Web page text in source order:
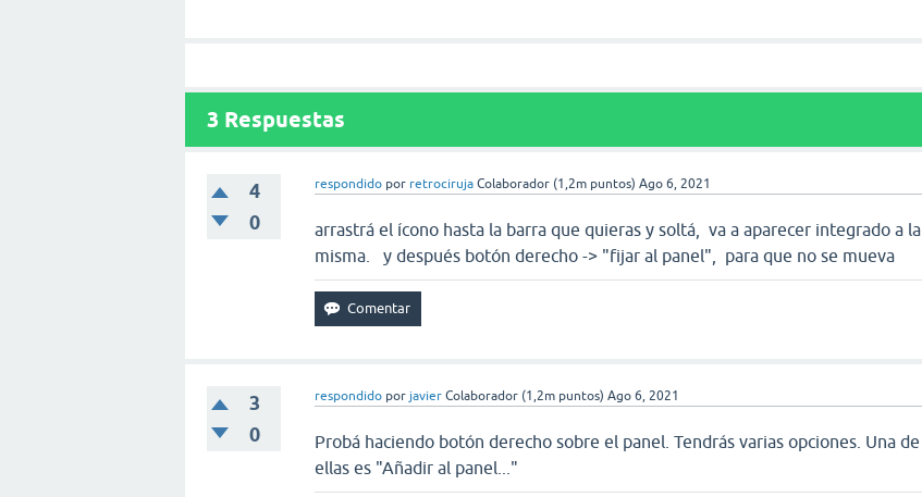
3 Respuestas
4
0
respondido por retrociruja Colaborador (1,2m puntos) Ago 6, 2021
arrastrá el ícono hasta la barra que quieras y soltá, va a aparecer integrado a la
misma. y después botón derecho -> "fijar al panel", para que no se mueva
3
0
respondido por javier Colaborador (1,2m puntos) Ago 6, 2021
Probá haciendo botón derecho sobre el panel. Tendrás varias opciones. Una de
ellas es "Añadir al panel..."